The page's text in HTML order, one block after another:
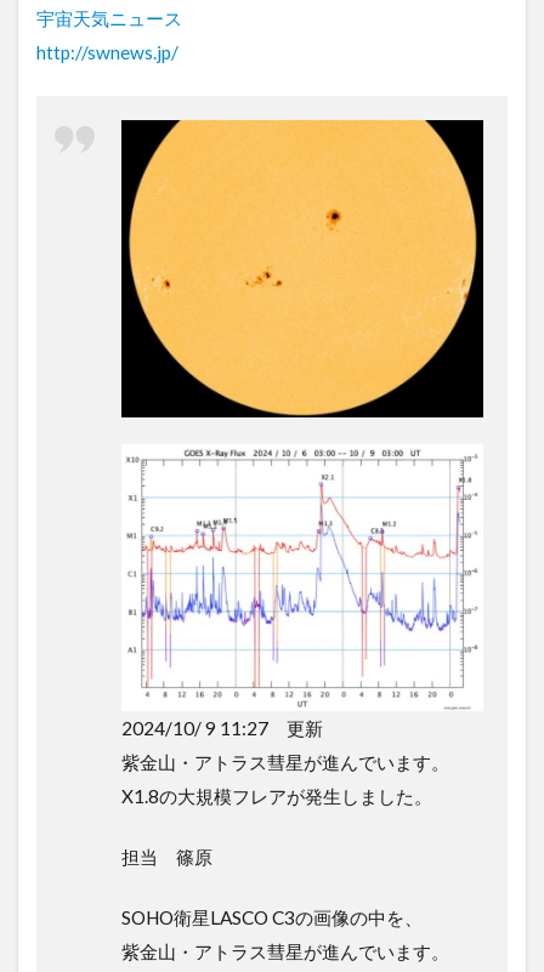
宇宙天気ニュース
http://swnews.jp/
2024/10/ 9 11:27 更新
紫金山・アトラス彗星が進んでいます。
X1.8の大規模フレアが発生しました。
担当 篠原
SOHO衛星LASCO C3の画像の中を、
紫金山・アトラス彗星が進んでいます。